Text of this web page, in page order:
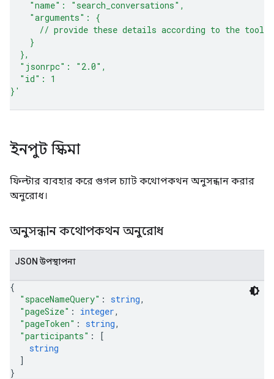
    "name": "search_conversations",
    "arguments": {
// provide these details according to the tool
    }
  },
  "jsonrpc": "2.0",
  "id": 1
}'
ইনপুট স্কিমা
ফিল্টার ব্যবহার করে গুগল চ্যাট কথোপকথন অনুসন্ধান করার
অনুরোধ।
অনুসন্ধান কথোপকথন অনুরোধ
JSON উপস্থাপনা
{
"spaceNameQuery" : string,
"pageSize" : integer,
"pageToken" : string,
"participants" :
[
string
]
}